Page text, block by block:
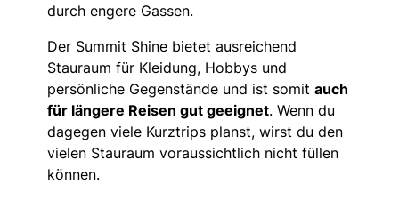
durch engere Gassen.
Der Summit Shine bietet ausreichend
Stauraum für Kleidung, Hobbys und
persönliche Gegenstände und ist somit auch
für längere Reisen gut geeignet. Wenn du
dagegen viele Kurztrips planst, wirst du den
vielen Stauraum voraussichtlich nicht füllen
können.